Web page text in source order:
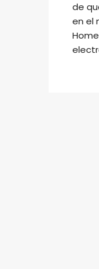
de
en el